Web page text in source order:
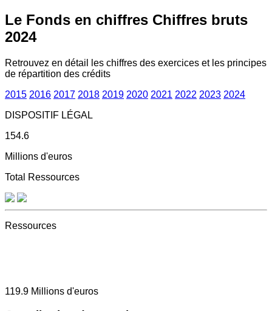
Le Fonds en chiffres Chiffres bruts
2024
Retrouvez en détail les chiffres des exercices et les principes
de répartition des crédits
2015 2016 2017 2018 2019 2020 2021 2022 2023 2024
DISPOSITIF LÉGAL
154.6
Millions d'euros
Total Ressources
Ressources
119.9 Millions d'euros